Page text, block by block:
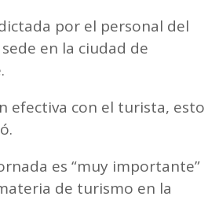
por el personal del
en la ciudad de
efectiva con el turista, esto
es “muy importante”
de turismo en la